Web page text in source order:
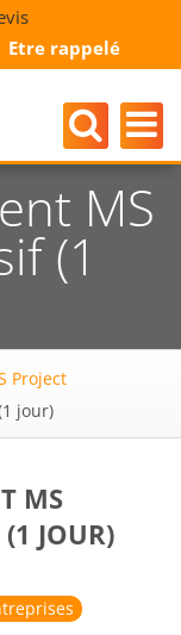
Etre rappelé
MS
(1
Project
jour)
MS
(1 JOUR)